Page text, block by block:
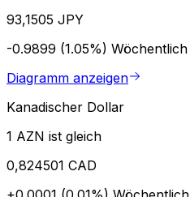
93,1505 JPY
-0.9899 (1.05%) Wöchentlich
Diagramm anzeigen
Kanadischer Dollar
1 AZN ist gleich
0,824501 CAD